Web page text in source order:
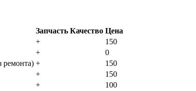
Запчасть Качество Цена
+
150
+
0
peмoнтa) +
150
+
150
+
100